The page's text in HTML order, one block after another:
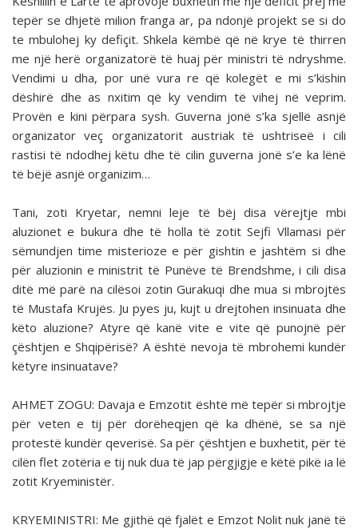
tepër se dhjetë milion franga ar, pa ndonjë projekt se si do
te mbulohej ky defiçit. Shkela këmbë që në krye të thirren
me një herë or­ganizatorë të huaj për ministri të ndryshme.
Vendimi u dha, por unë vura re që kolegët e mi s’kishin
dëshirë dhe as nxi­tim që ky vendim të vihej në veprim.
Provën e kini përpara sysh. Guverna jonë s’ka sjellë asnjë
organizator veç organi­zatorit austriak të ushtriseë i cili
rastisi të ndodhej këtu dhe të cilin guverna jonë s’e ka lënë
të bëjë asnjë organizim…
Tani, zoti Kryetar, nemni leje të bëj disa vërejtje mbi
aluzionet e bukura dhe të holla të zotit Sejfi Vllamasi për
sëmundjen time misterioze e për gishtin e jashtëm si dhe
për aluzionin e ministrit të Punëve të Brendshme, i cili disa
ditë më parë na cilësoi zotin Gurakuqi dhe mua si mbrojtës
të Mustafa Krujës. Ju pyes ju, kujt u drejtohen insinuata dhe
këto aluzione? Atyre që kanë vite e vite që punojnë për
çështjen e Shqipërisë? A është nevoja të mbrohemi kundër
këtyre insinuatave?
AHMET ZOGU: Davaja e Emzotit është më tepër si mbrojtje
për veten e tij për dorëheqjen që ka dhënë, se sa një
protestë kundër qeverisë. Sa për çështjen e buxhetit, për të
cilën flet zotëria e tij nuk dua të jap përgjigje e këtë pikë ia lë
zotit Kryeministër.
KRYEMINISTRI: Me gjithë që fjalët e Emzot Nolit nuk janë të